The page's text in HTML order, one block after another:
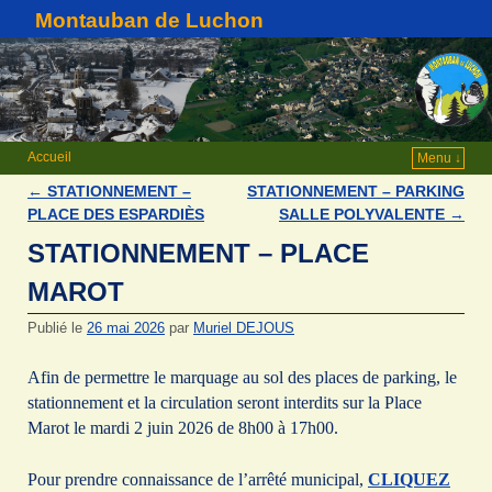
Montauban de Luchon
Accueil Menu ↓
Navigation des articles
← STATIONNEMENT –
PLACE DES ESPARDIÈS
STATIONNEMENT – PARKING
SALLE POLYVALENTE →
STATIONNEMENT – PLACE
MAROT
Publié le 26 mai 2026 par Muriel DEJOUS
Afin de permettre le marquage au sol des places de parking, le
stationnement et la circulation seront interdits sur la Place
Marot le mardi 2 juin 2026 de 8h00 à 17h00.
Pour prendre connaissance de l’arrêté municipal, CLIQUEZ